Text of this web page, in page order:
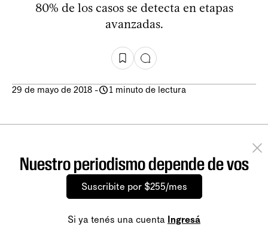
80% de los casos se detecta en etapas
avanzadas.
29 de mayo de 2018 - 1 minuto de lectura
Nuestro periodismo depende de vos
Suscribite por $255/mes
Si ya tenés una cuenta Ingresá